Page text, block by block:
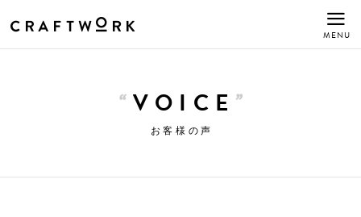
MENU
VOICE
お客様の声